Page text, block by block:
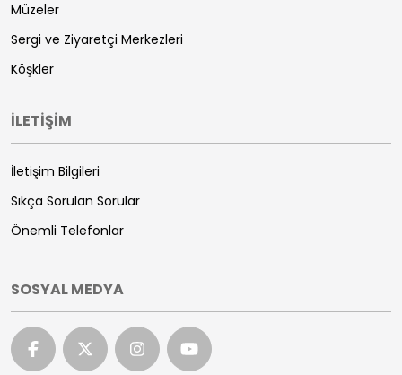
Müzeler
Sergi ve Ziyaretçi Merkezleri
Köşkler
İLETİŞİM
İletişim Bilgileri
Sıkça Sorulan Sorular
Önemli Telefonlar
SOSYAL MEDYA